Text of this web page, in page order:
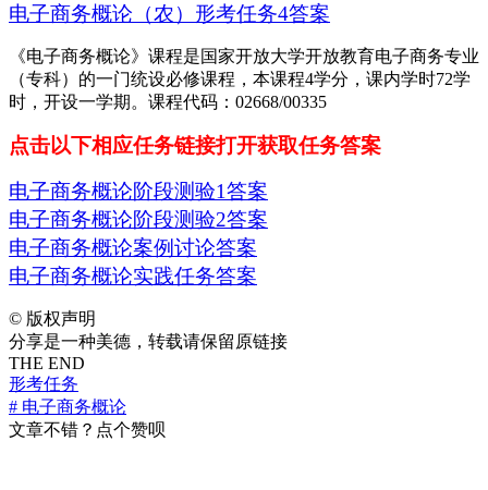
电子商务概论（农）形考任务4答案
《电子商务概论》课程是国家开放大学开放教育电子商务专业
（专科）的一门统设必修课程，本课程4学分，课内学时72学
时，开设一学期。课程代码：02668/00335
点击以下相应任务链接打开获取任务答案
电子商务概论阶段测验1答案
电子商务概论阶段测验2答案
电子商务概论案例讨论答案
电子商务概论实践任务答案
© 版权声明
分享是一种美德，转载请保留原链接
THE END
形考任务
# 电子商务概论
文章不错？点个赞呗